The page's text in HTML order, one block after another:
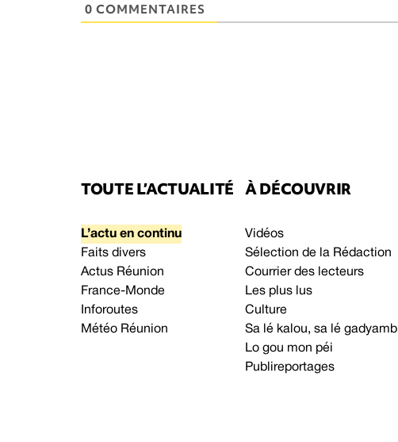
0 COMMENTAIRES
TOUTE L’ACTUALITÉ
L’actu en continu
Faits divers
Actus Réunion
France-Monde
Inforoutes
Météo Réunion
À DÉCOUVRIR
Vidéos
Sélection de la Rédaction
Courrier des lecteurs
Les plus lus
Culture
Sa lé kalou, sa lé gadyamb
Lo gou mon péi
Publireportages